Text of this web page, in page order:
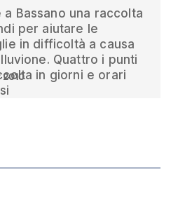
a Bassano una raccolta
per aiutare le
in difficoltà a causa
Quattro i punti
in giorni e orari
2010